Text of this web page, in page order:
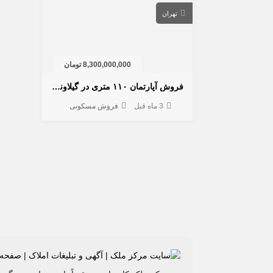
تهران
8,300,000,000 تومان
فروش آپارتمان ۱۱۰ متری در گیلاوند دماوند | تک واحدی و خوش‌نور
3 ماه قبل فروش مسکونی